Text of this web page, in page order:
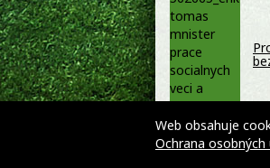
Web obsahuje
Ochrana